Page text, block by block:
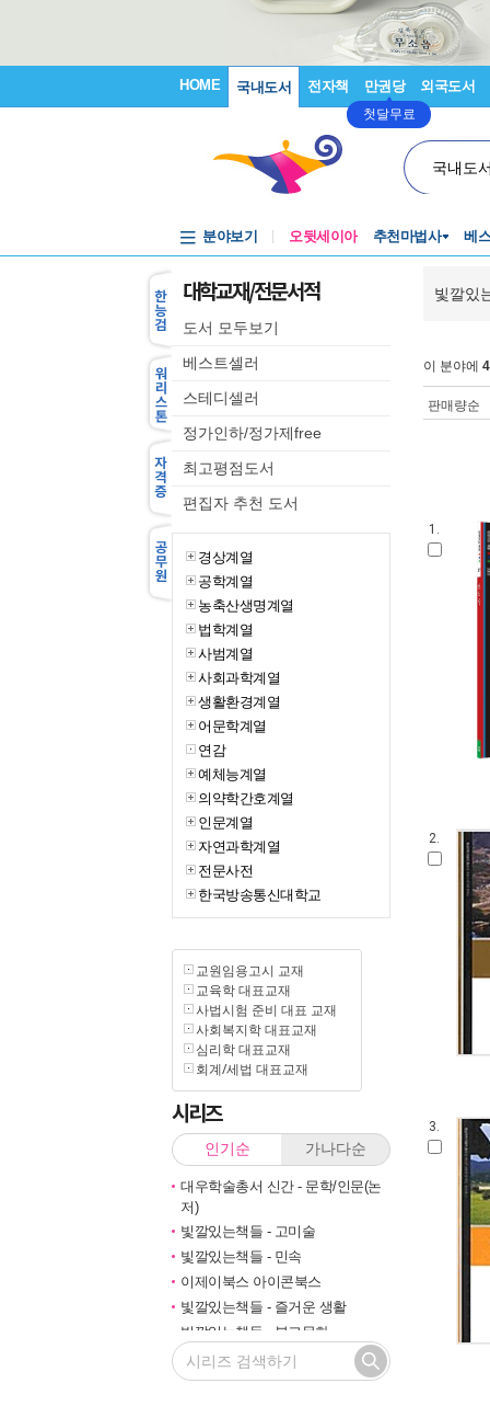
HOME 국내도서 전자책 만권당
첫달무료
외국도서
국내도
분야보기 오뒷세이아 추천마법사 베
대학교재/전문서적
도서 모두보기
베스트셀러
스테디셀러
정가인하/정가제free
최고평점도서
편집자 추천 도서
경상계열
공학계열
농축산생명계열
법학계열
사범계열
사회과학계열
생활환경계열
어문학계열
연감
예체능계열
의약학간호계열
인문계열
자연과학계열
전문사전
한국방송통신대학교
교원임용고시 교재
교육학 대표교재
사법시험 준비 대표 교재
사회복지학 대표교재
심리학 대표교재
회계/세법 대표교재
시리즈
인기순 가나다순
대우학술총서 신간 - 문학/인문(논
저)
빛깔있는책들 - 고미술
빛깔있는책들 - 민속
이제이북스 아이콘북스
빛깔있는책들 - 즐거운 생활
빛깔있는책들 - 불교문화
대우학술총서 신간 - 문학/인문(번
역)
빛깔있
이 분야에
판매량순
1.
2.
3.